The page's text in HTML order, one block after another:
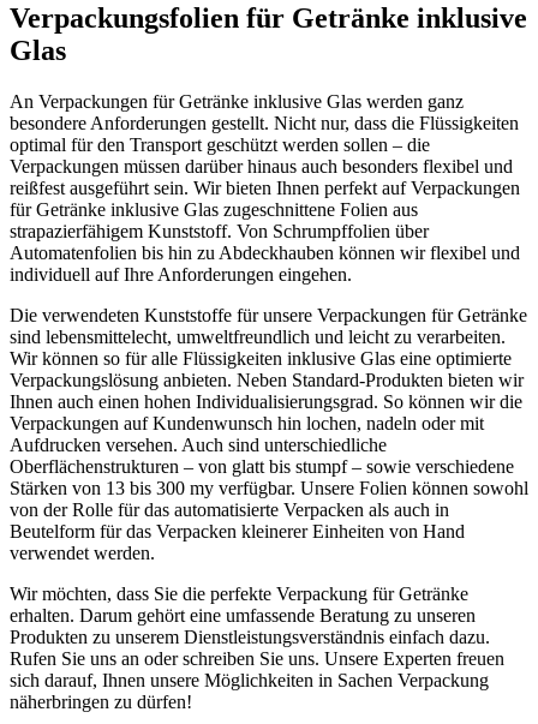
Verpackungsfolien für Getränke inklusive
Glas
An Verpackungen für Getränke inklusive Glas werden ganz
besondere Anforderungen gestellt. Nicht nur, dass die Flüssigkeiten
optimal für den Transport geschützt werden sollen – die
Verpackungen müssen darüber hinaus auch besonders flexibel und
reißfest ausgeführt sein. Wir bieten Ihnen perfekt auf Verpackungen
für Getränke inklusive Glas zugeschnittene Folien aus
strapazierfähigem Kunststoff. Von Schrumpffolien über
Automatenfolien bis hin zu Abdeckhauben können wir flexibel und
individuell auf Ihre Anforderungen eingehen.
Die verwendeten Kunststoffe für unsere Verpackungen für Getränke
sind lebensmittelecht, umweltfreundlich und leicht zu verarbeiten.
Wir können so für alle Flüssigkeiten inklusive Glas eine optimierte
Verpackungslösung anbieten. Neben Standard-Produkten bieten wir
Ihnen auch einen hohen Individualisierungsgrad. So können wir die
Verpackungen auf Kundenwunsch hin lochen, nadeln oder mit
Aufdrucken versehen. Auch sind unterschiedliche
Oberflächenstrukturen – von glatt bis stumpf – sowie verschiedene
Stärken von 13 bis 300 my verfügbar. Unsere Folien können sowohl
von der Rolle für das automatisierte Verpacken als auch in
Beutelform für das Verpacken kleinerer Einheiten von Hand
verwendet werden.
Wir möchten, dass Sie die perfekte Verpackung für Getränke
erhalten. Darum gehört eine umfassende Beratung zu unseren
Produkten zu unserem Dienstleistungsverständnis einfach dazu.
Rufen Sie uns an oder schreiben Sie uns. Unsere Experten freuen
sich darauf, Ihnen unsere Möglichkeiten in Sachen Verpackung
näherbringen zu dürfen!